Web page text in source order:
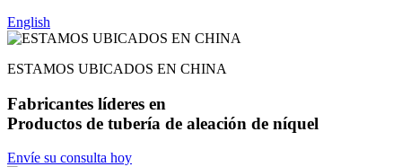
English
ESTAMOS UBICADOS EN CHINA
Fabricantes líderes en
Productos de tubería de aleación de níquel
Envíe su consulta hoy